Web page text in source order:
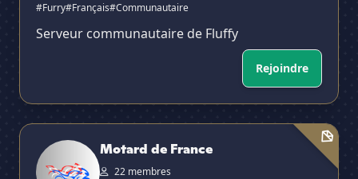
#Furry#Français#Communautaire
Serveur communautaire de Fluffy
Rejoindre
Motard de France
Motard de France
22 membres